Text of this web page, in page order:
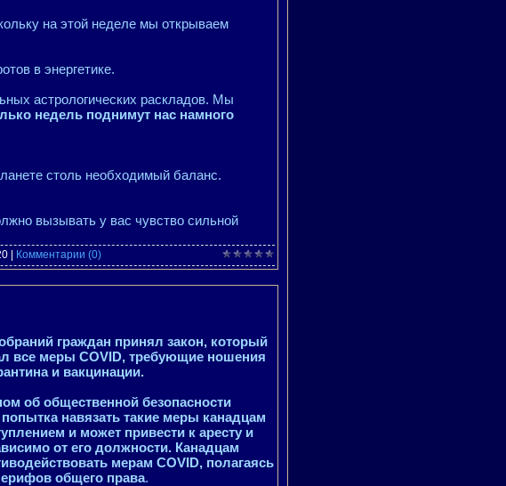
на этой неделе мы открываем
в энергетике.
астрологических раскладов. Мы
недель поднимут нас намного
столь необходимый баланс.
вызывать у вас чувство сильной
Комментарии (0)
граждан принял закон, который
все меры COVID, требующие ношения
и вакцинации.
об общественной безопасности
навязать такие меры канадцам
и может привести к аресту и
от его должности. Канадцам
мерам COVID, полагаясь
общего права.